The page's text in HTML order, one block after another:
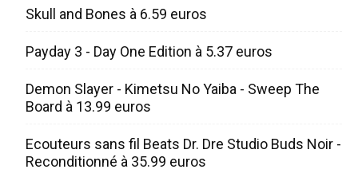
Skull and Bones à 6.59 euros
Payday 3 - Day One Edition à 5.37 euros
Demon Slayer - Kimetsu No Yaiba - Sweep The
Board à 13.99 euros
Ecouteurs sans fil Beats Dr. Dre Studio Buds Noir -
Reconditionné à 35.99 euros